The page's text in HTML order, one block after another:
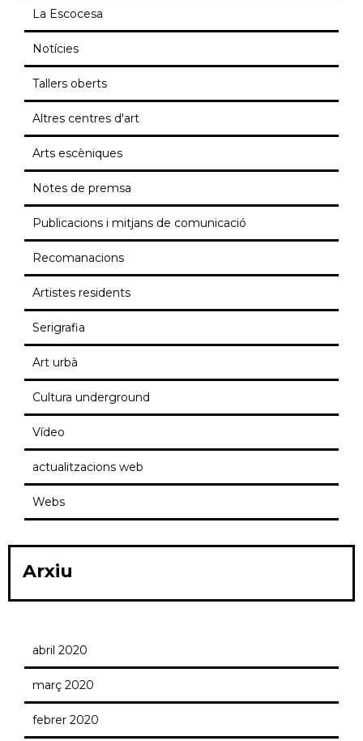
La Escocesa
Notícies
Tallers oberts
Altres centres d'art
Arts escèniques
Notes de premsa
Publicacions i mitjans de comunicació
Recomanacions
Artistes residents
Serigrafia
Art urbà
Cultura underground
Vídeo
actualitzacions web
Webs
Arxiu
abril 2020
març 2020
febrer 2020